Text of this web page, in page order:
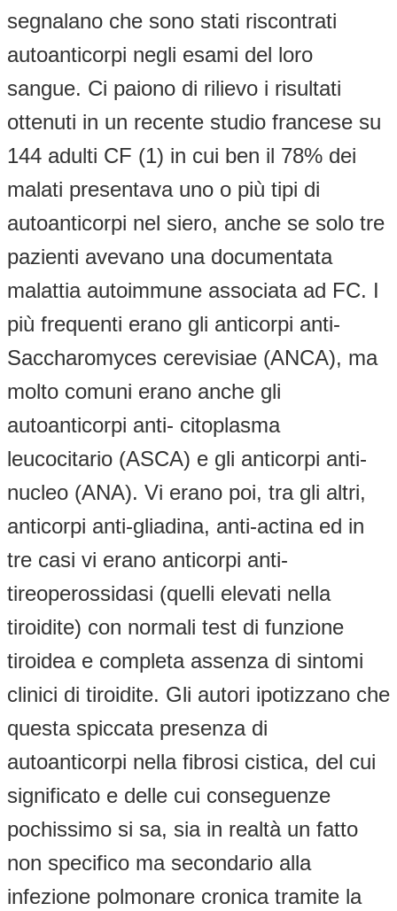
segnalano che sono stati riscontrati
autoanticorpi negli esami del loro
sangue. Ci paiono di rilievo i risultati
ottenuti in un recente studio francese su
144 adulti CF (1) in cui ben il 78% dei
malati presentava uno o più tipi di
autoanticorpi nel siero, anche se solo tre
pazienti avevano una documentata
malattia autoimmune associata ad FC. I
più frequenti erano gli anticorpi anti-
Saccharomyces cerevisiae (ANCA), ma
molto comuni erano anche gli
autoanticorpi anti- citoplasma
leucocitario (ASCA) e gli anticorpi anti-
nucleo (ANA). Vi erano poi, tra gli altri,
anticorpi anti-gliadina, anti-actina ed in
tre casi vi erano anticorpi anti-
tireoperossidasi (quelli elevati nella
tiroidite) con normali test di funzione
tiroidea e completa assenza di sintomi
clinici di tiroidite. Gli autori ipotizzano che
questa spiccata presenza di
autoanticorpi nella fibrosi cistica, del cui
significato e delle cui conseguenze
pochissimo si sa, sia in realtà un fatto
non specifico ma secondario alla
infezione polmonare cronica tramite la